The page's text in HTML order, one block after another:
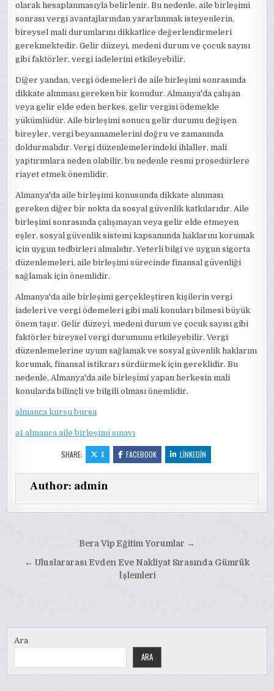
olarak hesaplanmasıyla belirlenir. Bu nedenle, aile birleşimi
sonrası vergi avantajlarından yararlanmak isteyenlerin,
bireysel mali durumlarını dikkatlice değerlendirmeleri
gerekmektedir. Gelir düzeyi, medeni durum ve çocuk sayısı
gibi faktörler, vergi iadelerini etkileyebilir.
Diğer yandan, vergi ödemeleri de aile birleşimi sonrasında
dikkate alınması gereken bir konudur. Almanya'da çalışan
veya gelir elde eden herkes, gelir vergisi ödemekle
yükümlüdür. Aile birleşimi sonucu gelir durumu değişen
bireyler, vergi beyannamelerini doğru ve zamanında
doldurmalıdır. Vergi düzenlemelerindeki ihlaller, mali
yaptırımlara neden olabilir, bu nedenle resmi prosedürlere
riayet etmek önemlidir.
Almanya'da aile birleşimi konusunda dikkate alınması
gereken diğer bir nokta da sosyal güvenlik katkılarıdır. Aile
birleşimi sonrasında çalışmayan veya gelir elde etmeyen
eşler, sosyal güvenlik sistemi kapsamında haklarını korumak
için uygun tedbirleri almalıdır. Yeterli bilgi ve uygun sigorta
düzenlemeleri, aile birleşimi sürecinde finansal güvenliği
sağlamak için önemlidir.
Almanya'da aile birleşimi gerçekleştiren kişilerin vergi
iadeleri ve vergi ödemeleri gibi mali konuları bilmesi büyük
önem taşır. Gelir düzeyi, medeni durum ve çocuk sayısı gibi
faktörler bireysel vergi durumunu etkileyebilir. Vergi
düzenlemelerine uyum sağlamak ve sosyal güvenlik haklarını
korumak, finansal istikrarı sürdürmek için gereklidir. Bu
nedenle, Almanya'da aile birleşimi yapan herkesin mali
konularda bilinçli ve bilgili olması önemlidir.
almanca kursu bursa
a1 almanca aile birleşimi sınavı
SHARE: X FACEBOOK LINKEDIN
Author: admin
gezinmesi
Bera Vip Eğitim Yorumlar →
← Uluslararası Evden Eve Nakliyat Sırasında Gümrük
İşlemleri
Ara
ARA